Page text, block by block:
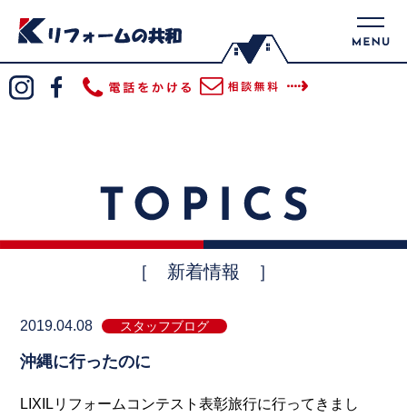
［ 新着情報 ］
2019.04.08 スタッフブログ
沖縄に行ったのに
LIXILリフォームコンテスト表彰旅行に行ってきまし